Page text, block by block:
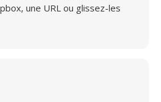
une URL ou glissez-les